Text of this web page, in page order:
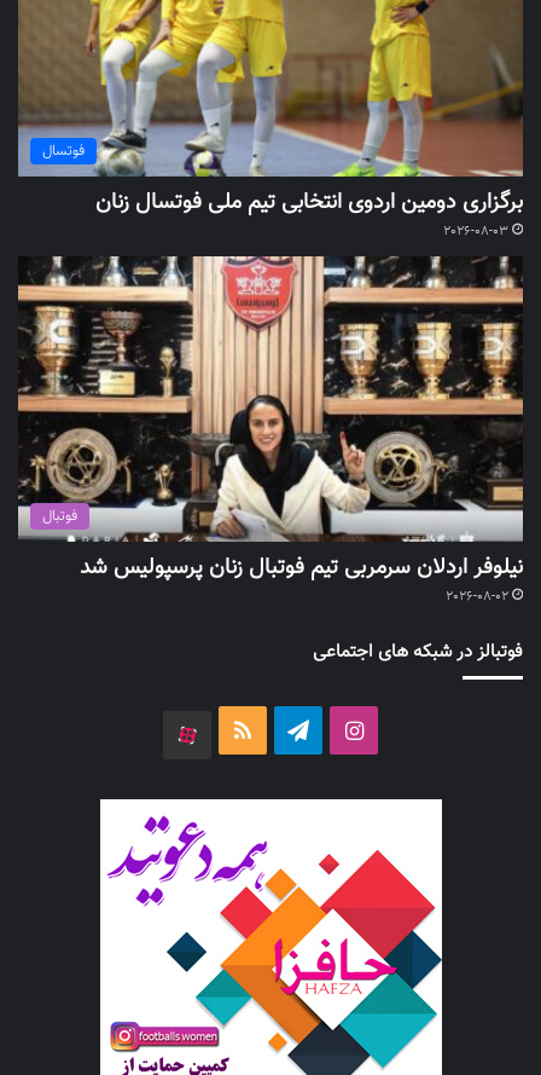
فوتسال
برگزاری دومین اردوی انتخابی تیم ملی فوتسال زنان
2026-08-03
فوتبال
نیلوفر اردلان سرمربی تیم فوتبال زنان پرسپولیس شد
2026-08-02
فوتبالز در شبکه های اجتماعی
اینستاگرامتلگرام خوراک